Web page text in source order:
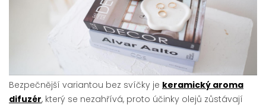
Bezpečnější variantou bez svíčky je keramický aroma
difuzér, který se nezahřívá, proto účinky olejů zůstávají